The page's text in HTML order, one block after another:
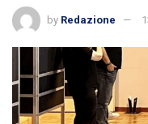
by Redazione